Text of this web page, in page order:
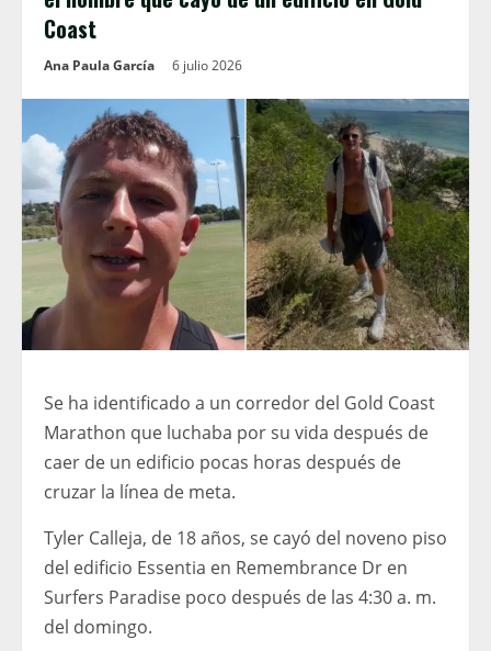
Coast
Ana Paula García 6 julio 2026
Se ha identificado a un corredor del Gold Coast
Marathon que luchaba por su vida después de
caer de un edificio pocas horas después de
cruzar la línea de meta.
Tyler Calleja, de 18 años, se cayó del noveno piso
del edificio Essentia en Remembrance Dr en
Surfers Paradise poco después de las 4:30 a. m.
del domingo.